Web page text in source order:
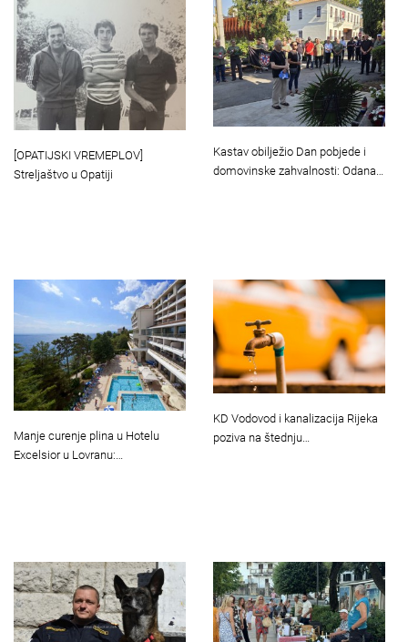
[OPATIJSKI VREMEPLOV]
Streljaštvo u Opatiji
Kastav obilježio Dan pobjede i
domovinske zahvalnosti: Odana…
Manje curenje plina u Hotelu
Excelsior u Lovranu:…
KD Vodovod i kanalizacija Rijeka
poziva na štednju…